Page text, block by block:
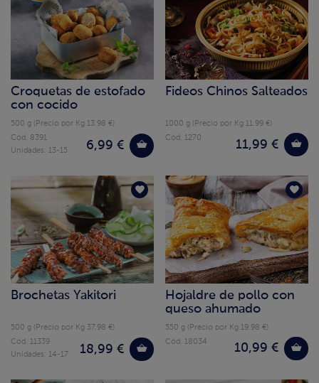
Croquetas de estofado
con cocido
500 g (Precio por Kg 13.98 €)
6,99 €
Cód. 8391
Unidades: 13-15
Fideos Chinos Salteados
1000 g (Precio por Kg 11.99 €)
11,99 €
Cód. 1270
Brochetas Yakitori
500 g (Precio por Kg 37.98 €)
18,99 €
Cód. 11339
Unidades: 14-17
Hojaldre de pollo con
queso ahumado
550 g (Precio por Kg 19.98 €)
10,99 €
Cód. 18034